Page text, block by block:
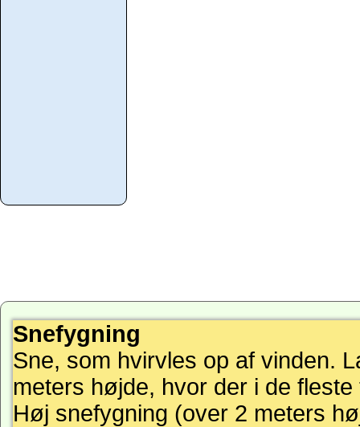
Snefygning
Sne, som hvirvles op af vinden.
meters højde, hvor der i de
Høj snefygning (over 2 meters